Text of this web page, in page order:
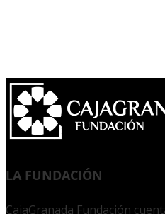
LA FUNDACIÓN
CajaGranada Fundación